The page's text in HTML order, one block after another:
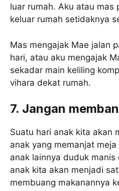
luar rumah. Aku atau mas
keluar rumah setidaknya
Mas mengajak Mae jalan
hari, atau aku mengajak
sekadar main keliling
vihara dekat rumah.
7. Jangan
Suatu hari anak kita akan
anak yang memanjat
anak lainnya duduk manis
anak kita akan menjadi
membuang makanannya